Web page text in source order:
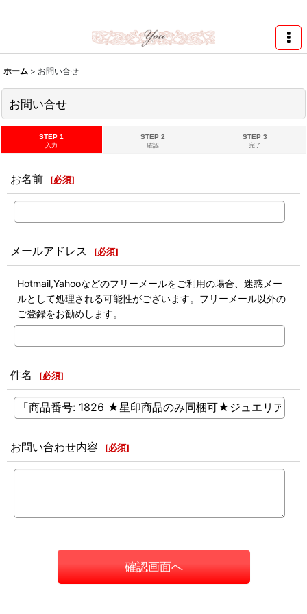
ホーム > お問い合せ
お問い合せ
STEP 1
入力
STEP 2
確認
STEP 3
完了
お名前 [必須]
メールアドレス [必須]
Hotmail,Yahooなどのフリーメールをご利用の場合、迷惑メー
ルとして処理される可能性がございます。フリーメール以外の
ご登録をお勧めします。
件名 [必須]
お問い合わせ内容 [必須]
確認画面へ